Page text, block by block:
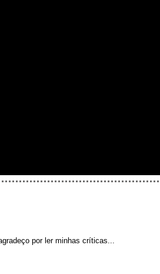
por ler minhas críticas...